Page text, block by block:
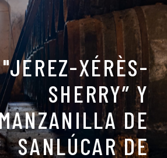
"JEREZ-XÉRÈS-
SHERRY” Y
DE
SANLÚCAR DE